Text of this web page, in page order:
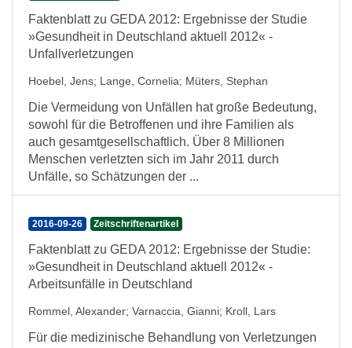
Faktenblatt zu GEDA 2012: Ergebnisse der Studie
»Gesundheit in Deutschland aktuell 2012« -
Unfallverletzungen
Hoebel, Jens; Lange, Cornelia; Müters, Stephan
Die Vermeidung von Unfällen hat große Bedeutung,
sowohl für die Betroffenen und ihre Familien als
auch gesamtgesellschaftlich. Über 8 Millionen
Menschen verletzten sich im Jahr 2011 durch
Unfälle, so Schätzungen der ...
2016-09-26 Zeitschriftenartikel
Faktenblatt zu GEDA 2012: Ergebnisse der Studie:
»Gesundheit in Deutschland aktuell 2012« -
Arbeitsunfälle in Deutschland
Rommel, Alexander; Varnaccia, Gianni; Kroll, Lars
Für die medizinische Behandlung von Verletzungen